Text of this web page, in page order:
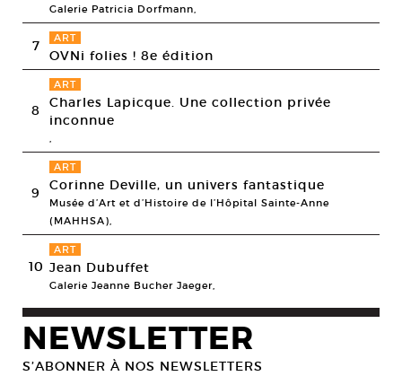
Galerie Patricia Dorfmann,
7 ART
OVNi folies ! 8e édition
8
ART
Charles Lapicque. Une collection privée
inconnue
,
9
ART
Corinne Deville, un univers fantastique
Musée d’Art et d’Histoire de l’Hôpital Sainte-Anne
(MAHHSA),
10
ART
Jean Dubuffet
Galerie Jeanne Bucher Jaeger,
NEWSLETTER
S’ABONNER À NOS NEWSLETTERS